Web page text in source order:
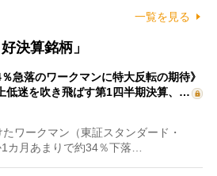
一覧を見る
決算銘柄」
％急落のワークマンに特大反転の期待》
低迷を吹き飛ばす第1四半期決算、…
ワークマン（東証スタンダード・
カ月あまりで約34％下落…